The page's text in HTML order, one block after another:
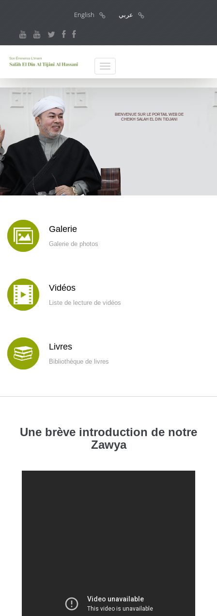
English عربي
BIENVENUE SUR LE PORTAIL WEB DE
CHEIKH SALAH EL DIN TIDJANI
Galerie
Galerie de photos
Vidéos
Liste de lecture de vidéos
Livres
Bibliothèque de livres
Une brève introduction de notre
Zawya